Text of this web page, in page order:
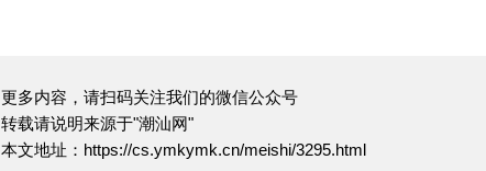
更多内容，请扫码关注我们的微信公众号
转载请说明来源于"潮汕网"
本文地址： https://cs.ymkymk.cn/meishi/3295.html